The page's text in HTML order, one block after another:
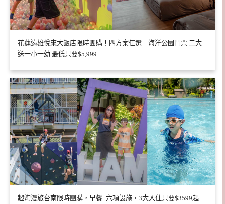
花蓮遠雄悅來大飯店限時團購！四方案任選＋海洋公園門票 二大
送一小一幼 最低只要$5,999
趣淘漫旅台南限時團購，早餐+六項設施，3大入住只要$3599起